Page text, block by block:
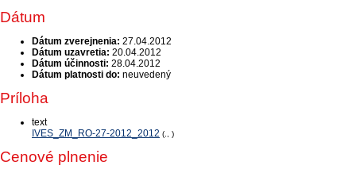
Dátum
Dátum zverejnenia: 27.04.2012
Dátum uzavretia: 20.04.2012
Dátum účinnosti: 28.04.2012
Dátum platnosti do: neuvedený
Príloha
text
IVES_ZM_RO-27-2012_2012 (., )
Cenové plnenie